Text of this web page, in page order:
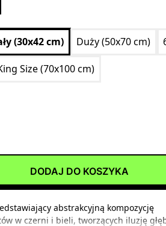
(30x42 cm) Duży (50x70 cm)
Size (70x100 cm)
DODAJ DO KOSZYKA
abstrakcyjną kompozycję
w czerni i bieli, tworzących iluzję